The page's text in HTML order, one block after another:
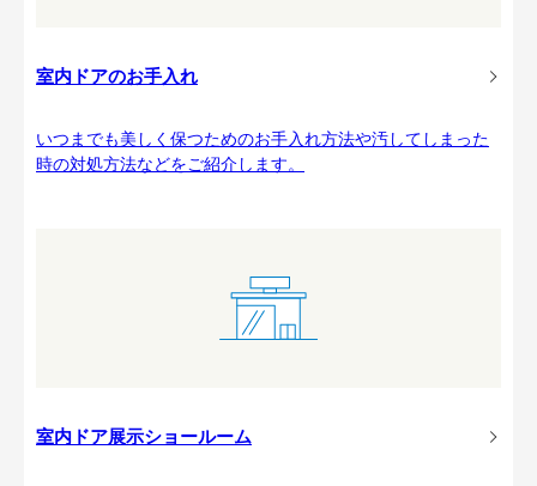
室内ドアのお手入れ
いつまでも美しく保つためのお手入れ方法や汚してしまった
時の対処方法などをご紹介します。
室内ドア展示ショールーム